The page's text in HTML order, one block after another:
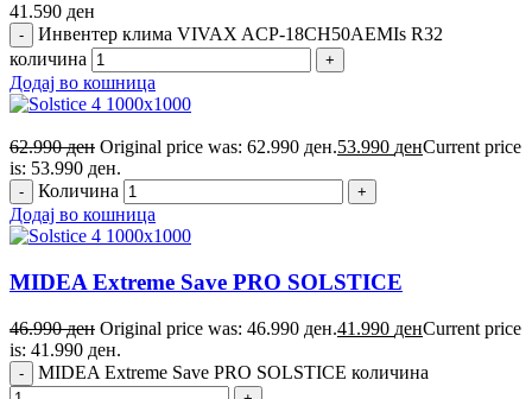
41.590 ден
Инвентер клима VIVAX ACP-18CH50AEMIs R32
количина
Додај во кошница
62.990ден Original price was: 62.990 ден.53.990 денCurrent price
is: 53.990 ден.
Количина
Додај во кошница
MIDEA Extreme Save PRO SOLSTICE
46.990ден Original price was: 46.990 ден.41.990 денCurrent price
is: 41.990 ден.
MIDEA Extreme Save PRO SOLSTICE количина